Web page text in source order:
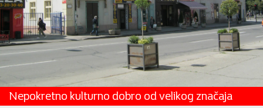
Nepokretno kulturno dobro od velikog značaja
20.07
20.08